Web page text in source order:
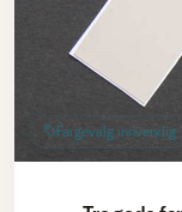
Fargevalg innvendig